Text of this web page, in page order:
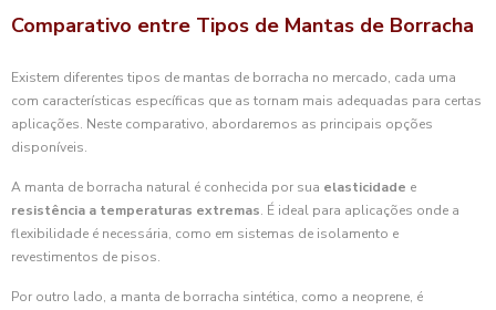
Comparativo entre Tipos de Mantas de Borracha
Existem diferentes tipos de mantas de borracha no mercado, cada uma
com características específicas que as tornam mais adequadas para certas
aplicações. Neste comparativo, abordaremos as principais opções
disponíveis.
A manta de borracha natural é conhecida por sua elasticidade e
resistência a temperaturas extremas. É ideal para aplicações onde a
flexibilidade é necessária, como em sistemas de isolamento e
revestimentos de pisos.
Por outro lado, a manta de borracha sintética, como a neoprene, é